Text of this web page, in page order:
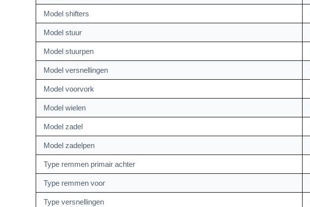
Model shifters
Model stuur
Model stuurpen
Model versnellingen
Model voorvork
Model wielen
Model zadel
Model zadelpen
Type remmen primair achter
Type remmen voor
Type versnellingen